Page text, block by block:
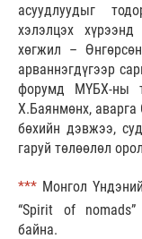
асуудлуудыг
хэлэлцэх
хөгжил –
арваннэгдүгээр
форумд МҮБХ-ны
Х.Баянмөнх,
бөхийн дэвжээ,
гаруй төлөөлөл
*** Монгол
“Spirit of
байна.